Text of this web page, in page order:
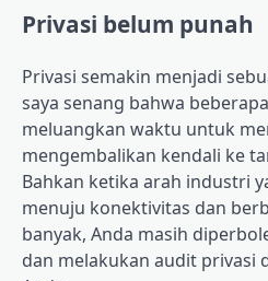
Privasi belum punah
Privasi semakin menjadi
saya senang bahwa
meluangkan waktu untuk
mengembalikan kendali ke
Bahkan ketika arah industri
menuju konektivitas dan
banyak, Anda masih
dan melakukan audit privasi